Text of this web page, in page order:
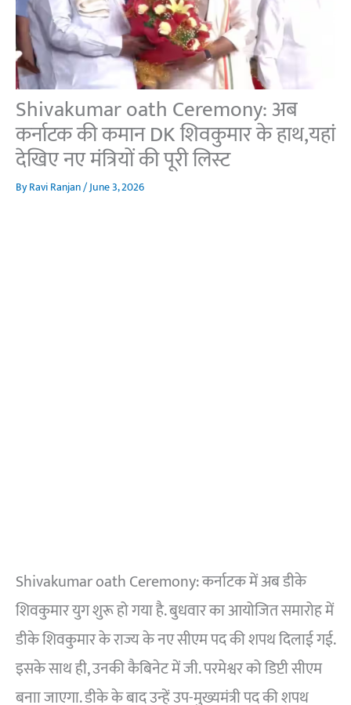
Shivakumar oath Ceremony: अब
कर्नाटक की कमान DK शिवकुमार के हाथ,यहां
देखिए नए मंत्रियों की पूरी लिस्ट
ByRavi Ranjan/June 3, 2026
Shivakumar oath Ceremony: कर्नाटक में अब डीके
शिवकुमार युग शुरू हो गया है. बुधवार का आयोजित समारोह में
डीके शिवकुमार के राज्य के नए सीएम पद की शपथ दिलाई गई.
इसके साथ ही, उनकी कैबिनेट में जी. परमेश्वर को डिप्टी सीएम
बनाा जाएगा. डीके के बाद उन्हें उप-मुख्यमंत्री पद की शपथ